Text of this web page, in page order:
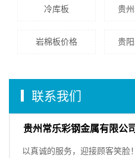
冷库板 贵
岩棉板价格 贵
联系我们
贵州常乐彩钢金属有限公司
以真诚的服务，迎接顾客笑脸！